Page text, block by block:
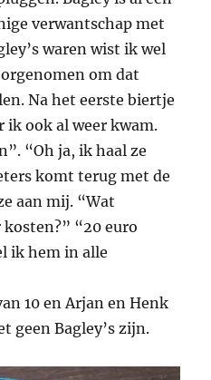
verwantschap met
waren wist ik wel
om dat
Na het eerste biertje
ik ook al weer kwam.
“Oh ja, ik haal ze
komt terug met de
aan mij. “Wat
“20 euro
ik hem in alle
10 en Arjan en Henk
geen Bagley’s zijn.